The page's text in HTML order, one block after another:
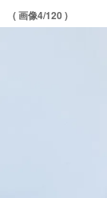
( 画像4/120 )